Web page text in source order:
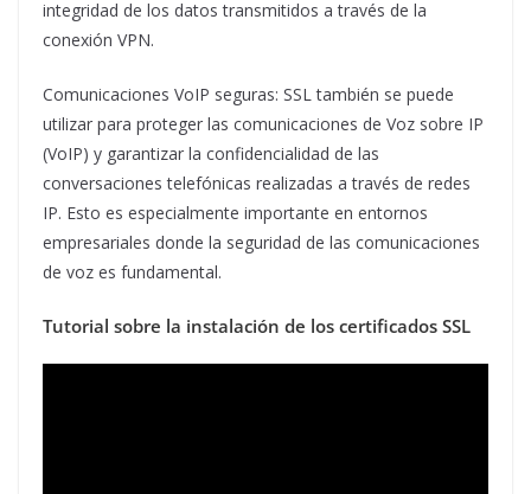
integridad de los datos transmitidos a través de la
conexión VPN.
Comunicaciones VoIP seguras: SSL también se puede
utilizar para proteger las comunicaciones de Voz sobre IP
(VoIP) y garantizar la confidencialidad de las
conversaciones telefónicas realizadas a través de redes
IP. Esto es especialmente importante en entornos
empresariales donde la seguridad de las comunicaciones
de voz es fundamental.
Tutorial sobre la instalación de los certificados SSL